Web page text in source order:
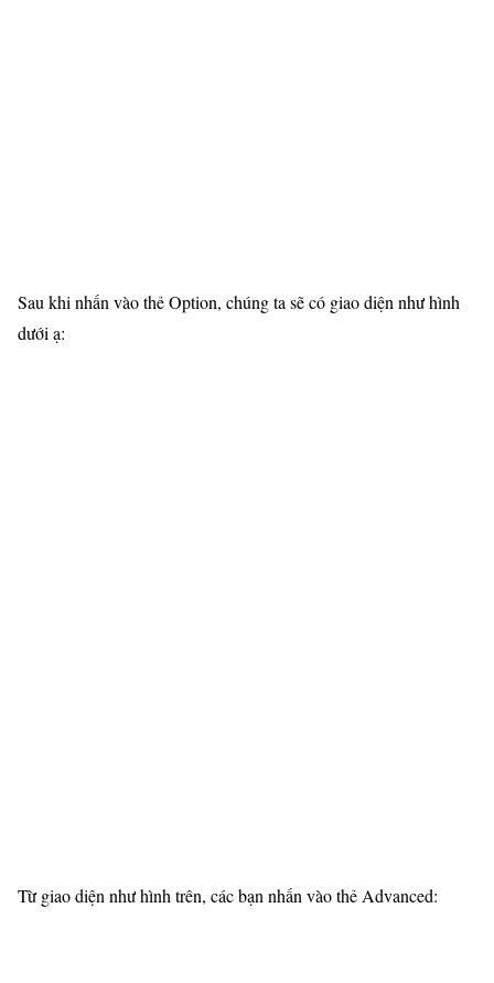
Sau khi nhấn vào thẻ Option, chúng ta sẽ có giao diện như hình
dưới ạ:
Từ giao diện như hình trên, các bạn nhấn vào thẻ Advanced: